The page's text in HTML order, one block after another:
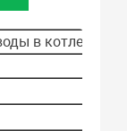
в котле